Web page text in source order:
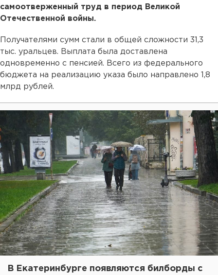
самоотверженный труд в период Великой
Отечественной войны.
Получателями сумм стали в общей сложности 31,3
тыс. уральцев. Выплата была доставлена
одновременно с пенсией. Всего из федерального
бюджета на реализацию указа было направлено 1,8
млрд рублей.
В Екатеринбурге появляются билборды с